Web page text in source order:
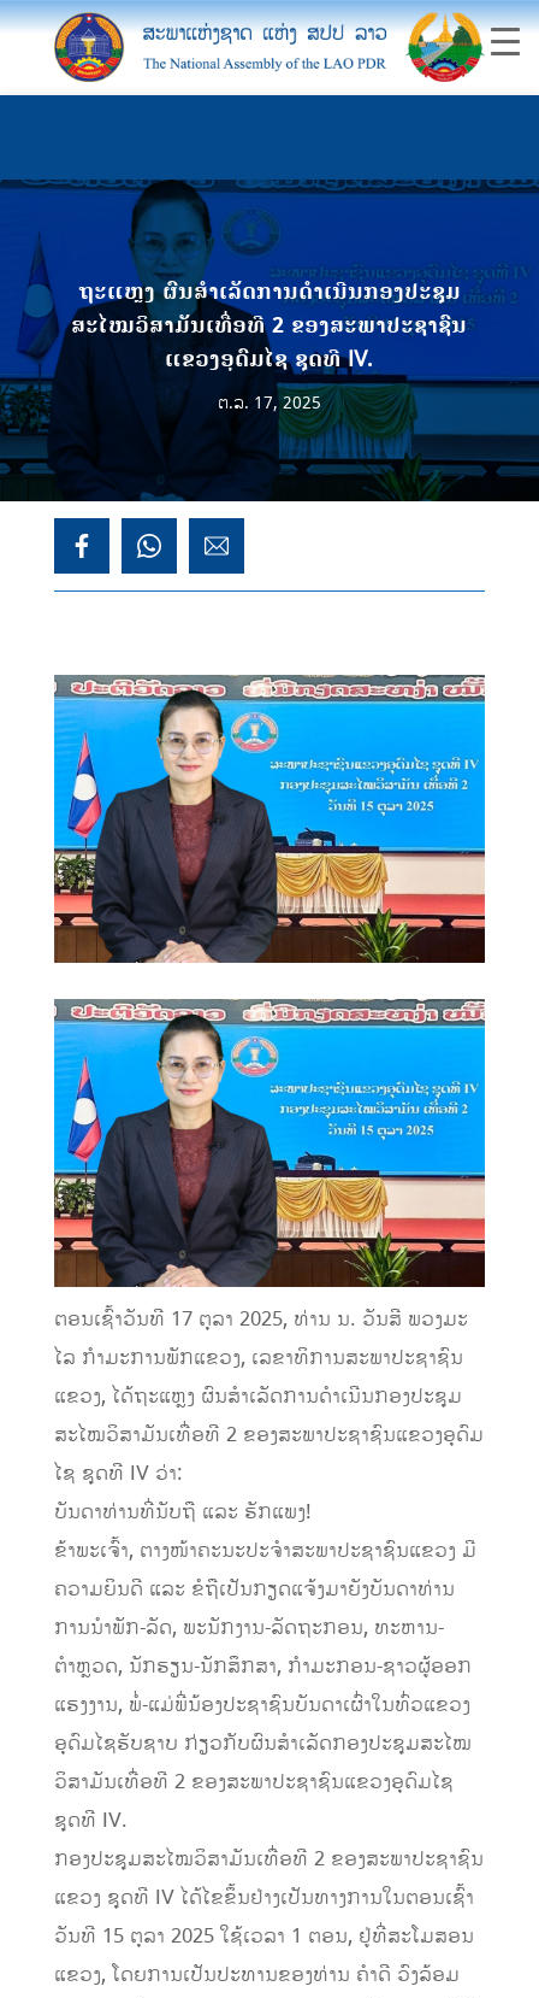
ຖະແຫຼງ ຜົນສໍາເລັດການດໍາເນີນກອງປະຊຸມ
ສະໄໝວິສາມັນເທື່ອທີ 2 ຂອງສະພາປະຊາຊົນ
ແຂວງອຸດົມໄຊ ຊຸດທີ IV.
ຕ.ລ. 17, 2025
ຕອນເຊົ້າວັນທີ 17 ຕຸລາ 2025, ທ່ານ ນ. ວັນສີ ພວງມະ
ໄລ ກໍາມະການພັກແຂວງ, ເລຂາທິການສະພາປະຊາຊົນ
ແຂວງ, ໄດ້ຖະແຫຼງ ຜົນສໍາເລັດການດໍາເນີນກອງປະຊຸມ
ສະໄໝວິສາມັນເທື່ອທີ 2 ຂອງສະພາປະຊາຊົນແຂວງອຸດົມ
ໄຊ ຊຸດທີ IV ວ່າ:
ບັນດາທ່ານທີ່ນັບຖື ແລະ ຮັກແພງ!
ຂ້າພະເຈົ້າ, ຕາງໜ້າຄະນະປະຈຳສະພາປະຊາຊົນແຂວງ ມີ
ຄວາມຍິນດີ ແລະ ຂໍຖືເປັນກຽດແຈ້ງມາຍັງບັນດາທ່ານ
ການນໍາພັກ-ລັດ, ພະນັກງານ-ລັດຖະກອນ, ທະຫານ-
ຕຳຫຼວດ, ນັກຮຽນ-ນັກສຶກສາ, ກຳມະກອນ-ຊາວຜູ້ອອກ
ແຮງງານ, ພໍ່-ແມ່ພີ່ນ້ອງປະຊາຊົນບັນດາເຜົ່າໃນທົ່ວແຂວງ
ອຸດົມໄຊຮັບຊາບ ກ່ຽວກັບຜົນສໍາເລັດກອງປະຊຸມສະໄໝ
ວິສາມັນເທື່ອທີ 2 ຂອງສະພາປະຊາຊົນແຂວງອຸດົມໄຊ
ຊຸດທີ IV.
ກອງປະຊຸມສະໄໝວິສາມັນເທື່ອທີ 2 ຂອງສະພາປະຊາຊົນ
ແຂວງ ຊຸດທີ IV ໄດ້ໄຂຂຶ້ນຢ່າງເປັນທາງການໃນຕອນເຊົ້າ
ວັນທີ 15 ຕຸລາ 2025 ໃຊ້ເວລາ 1 ຕອນ, ຢູ່ທີ່ສະໂມສອນ
ແຂວງ, ໂດຍການເປັນປະທານຂອງທ່ານ ຄໍາດີ ວົງລ້ອມ